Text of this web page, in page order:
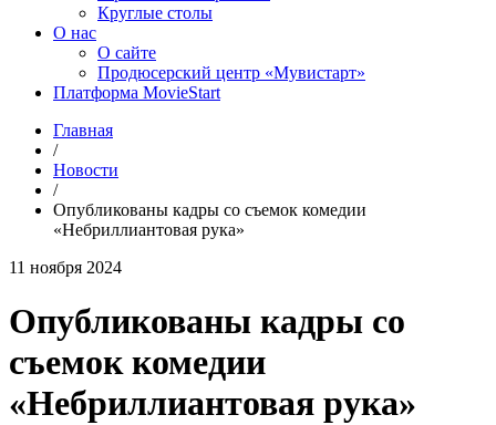
Круглые столы
О нас
О сайте
Продюсерский центр «Мувистарт»
Платформа MovieStart
Главная
/
Новости
/
Опубликованы кадры со съемок комедии
«Небриллиантовая рука»
11 ноября 2024
Опубликованы кадры со
съемок комедии
«Небриллиантовая рука»